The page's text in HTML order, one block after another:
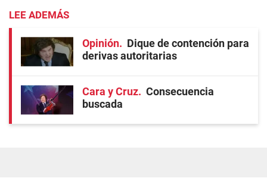
LEE ADEMÁS
Opinión
Dique de contención para
derivas autoritarias
Cara y Cruz
Consecuencia
buscada